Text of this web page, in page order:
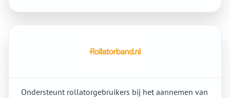
Ondersteunt rollatorgebruikers bij het aannemen van